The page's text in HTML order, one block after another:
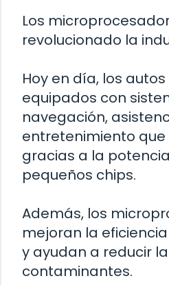
Los
revolucionado la
Hoy en día, los
equipados con
navegación,
entretenimiento que
gracias a la
pequeños chips.
Además, los
mejoran la
y ayudan a reducir
contaminantes.